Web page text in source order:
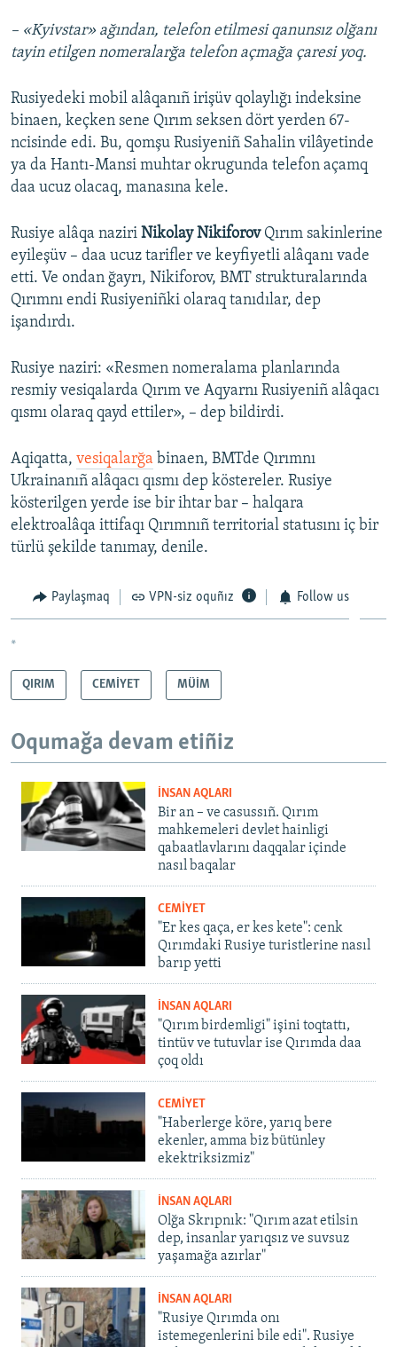
– «Kyivstar» ağından, telefon etilmesi qanunsız olğanı
tayin etilgen nomeralarğa telefon açmağa çaresi yoq.
Rusiyedeki mobil alâqanıñ irişüv qolaylığı indeksine
binaen, keçken sene Qırım seksen dört yerden 67-
ncisinde edi. Bu, qomşu Rusiyeniñ Sahalin vilâyetinde
ya da Hantı-Mansi muhtar okrugunda telefon açamq
daa ucuz olacaq, manasına kele.
Rusiye alâqa naziri Nikolay NikiforovQırım sakinlerine
eyileşüv – daa ucuz tarifler ve keyfiyetli alâqanı vade
etti. Ve ondan ğayrı, Nikiforov, BMT strukturalarında
Qırımnı endi Rusiyeniñki olaraq tanıdılar, dep
işandırdı.
Rusiye naziri: «Resmen nomeralama planlarında
resmiy vesiqalarda Qırım ve Aqyarnı Rusiyeniñ alâqacı
qısmı olaraq qayd ettiler», – dep bildirdi.
Aqiqatta, vesiqalarğa binaen, BMTde Qırımnı
Ukrainanıñ alâqacı qısmı dep köstereler. Rusiye
kösterilgen yerde ise bir ihtar bar – halqara
elektroalâqa ittifaqı Qırımnıñ territorial statusını iç bir
türlü şekilde tanımay, denile.
Paylaşmaq VPN-siz oquñız Follow us
*
QIRIM CEMİYET MÜİM
Oqumağa devam etiñiz
İNSAN AQLARI
Bir an – ve casussıñ. Qırım
mahkemeleri devlet hainligi
qabaatlavlarını daqqalar içinde
nasıl baqalar
CEMİYET
"Er kes qaça, er kes kete": cenk
Qırımdaki Rusiye turistlerine nasıl
barıp yetti
İNSAN AQLARI
"Qırım birdemligi" işini toqtattı,
tintüv ve tutuvlar ise Qırımda daa
çoq oldı
CEMİYET
"Haberlerge köre, yarıq bere
ekenler, amma biz bütünley
ekektriksizmiz"
İNSAN AQLARI
Olğa Skrıpnık: "Qırım azat etilsin
dep, insanlar yarıqsız ve suvsuz
yaşamağa azırlar"
İNSAN AQLARI
"Rusiye Qırımda onı
istemegenlerini bile edi". Rusiye